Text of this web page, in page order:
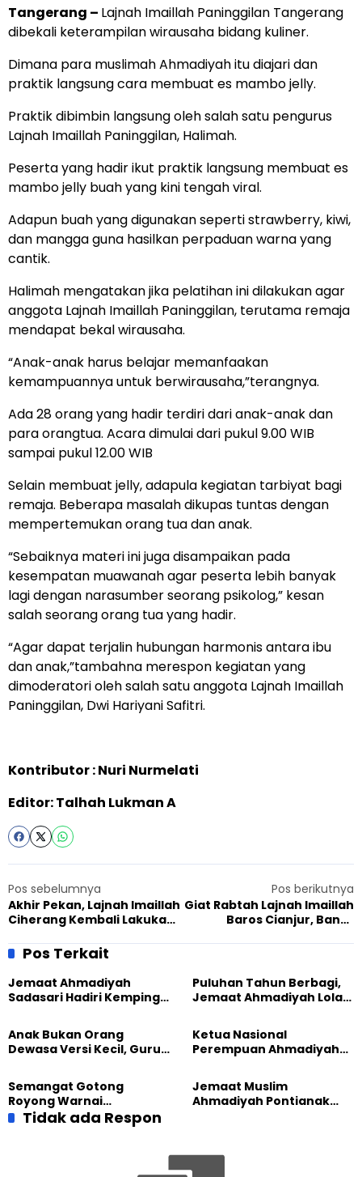
Tangerang – Lajnah Imaillah Paninggilan Tangerang
dibekali keterampilan wirausaha bidang kuliner.
Dimana para muslimah Ahmadiyah itu diajari dan
praktik langsung cara membuat es mambo jelly.
Praktik dibimbin langsung oleh salah satu pengurus
Lajnah Imaillah Paninggilan, Halimah.
Peserta yang hadir ikut praktik langsung membuat es
mambo jelly buah yang kini tengah viral.
Adapun buah yang digunakan seperti strawberry, kiwi,
dan mangga guna hasilkan perpaduan warna yang
cantik.
Halimah mengatakan jika pelatihan ini dilakukan agar
anggota Lajnah Imaillah Paninggilan, terutama remaja
mendapat bekal wirausaha.
“Anak-anak harus belajar memanfaakan
kemampuannya untuk berwirausaha,”terangnya.
Ada 28 orang yang hadir terdiri dari anak-anak dan
para orangtua. Acara dimulai dari pukul 9.00 WIB
sampai pukul 12.00 WIB
Selain membuat jelly, adapula kegiatan tarbiyat bagi
remaja. Beberapa masalah dikupas tuntas dengan
mempertemukan orang tua dan anak.
“Sebaiknya materi ini juga disampaikan pada
kesempatan muawanah agar peserta lebih banyak
lagi dengan narasumber seorang psikolog,” kesan
salah seorang orang tua yang hadir.
“Agar dapat terjalin hubungan harmonis antara ibu
dan anak,”tambahna merespon kegiatan yang
dimoderatori oleh salah satu anggota Lajnah Imaillah
Paninggilan, Dwi Hariyani Safitri.
Kontributor : Nuri Nurmelati
Editor: Talhah Lukman A
Pos sebelumnya
Akhir Pekan, Lajnah Imaillah
Ciherang Kembali Lakukan
Pos berikutnya
Giat Rabtah Lajnah Imaillah
Baros Cianjur, Bantu
Pos Terkait
Jemaat Ahmadiyah
Sadasari Hadiri Kemping
Majalengka
Puluhan Tahun Berbagi,
Jemaat Ahmadiyah Lolak
Sembako kepada Warga
Anak Bukan Orang
Dewasa Versi Kecil, Guru
Pendidikan BERLIAN
Ketua Nasional
Perempuan Ahmadiyah
Besar Universitas
Terbuka
Semangat Gotong
Royong Warnai
Pembangunan Kembali
Jemaat Muslim
Ahmadiyah Pontianak
Tidak ada Respon